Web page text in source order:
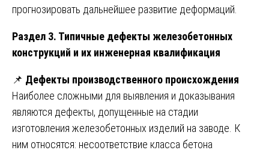
прогнозировать дальнейшее развитие деформаций.
Раздел 3. Типичные дефекты железобетонных
конструкций и их инженерная квалификация
📌 Дефекты производственного происхождения
Наиболее сложными для выявления и доказывания
являются дефекты, допущенные на стадии
изготовления железобетонных изделий на заводе. К
ним относятся: несоответствие класса бетона